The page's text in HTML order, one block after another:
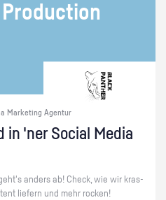
Marketing Agentur
in 'ner So­ci­al Media
an­ders ab! Check, wie wir kras­
lie­fern und mehr ro­cken!